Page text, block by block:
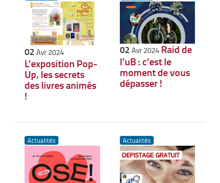
02 Avr 2024
L’exposition Pop-
Up, les secrets
des livres animés
!
02 Avr 2024 Raid de
l’uB : c’est le
moment de vous
dépasser !
Actualités Actualités